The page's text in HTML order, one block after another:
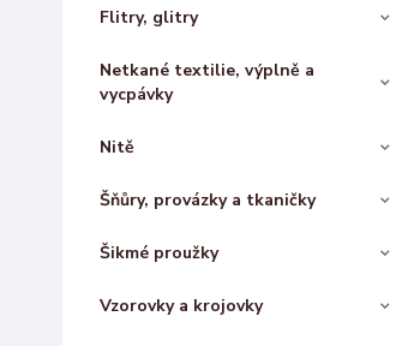
Flitry, glitry
Netkané textilie, výplně a
vycpávky
Nitě
Šňůry, provázky a tkaničky
Šikmé proužky
Vzorovky a krojovky